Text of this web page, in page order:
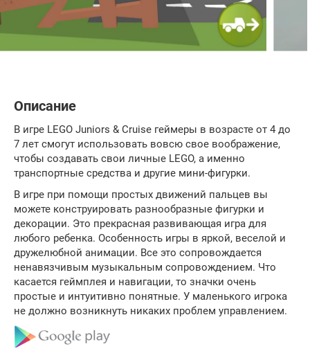
Описание
В игре LEGO Juniors & Cruise геймеры в возрасте от 4 до
7 лет смогут использовать вовсю свое воображение,
чтобы создавать свои личные LEGO, а именно
транспортные средства и другие мини-фигурки.
В игре при помощи простых движений пальцев вы
можете конструировать разнообразные фигурки и
декорации. Это прекрасная развивающая игра для
любого ребенка. Особенность игры в яркой, веселой и
дружелюбной анимации. Все это сопровождается
ненавязчивым музыкальным сопровождением. Что
касается геймплея и навигации, то значки очень
простые и интуитивно понятные. У маленького игрока
не должно возникнуть никаких проблем управлением.